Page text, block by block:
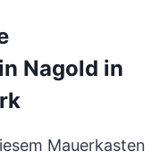
Nagold in
Mauerkasten